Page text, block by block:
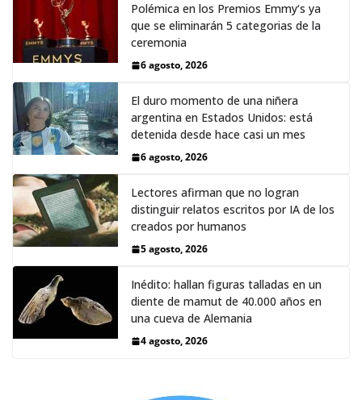
Polémica en los Premios Emmy‘s ya
que se eliminarán 5 categorias de la
ceremonia
6 agosto, 2026
El duro momento de una niñera
argentina en Estados Unidos: está
detenida desde hace casi un mes
6 agosto, 2026
Lectores afirman que no logran
distinguir relatos escritos por IA de los
creados por humanos
5 agosto, 2026
Inédito: hallan figuras talladas en un
diente de mamut de 40.000 años en
una cueva de Alemania
4 agosto, 2026